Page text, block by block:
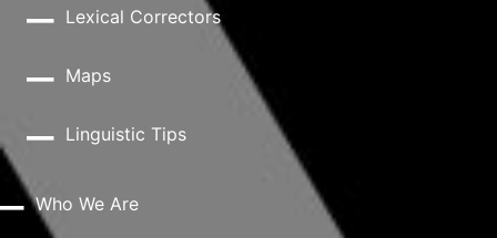
Lexical Correctors
Maps
Linguistic Tips
Who We Are